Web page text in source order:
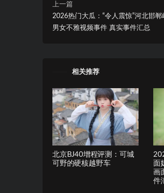
上一篇
2026热门大瓜：“令人震惊”河北邯
男女不雅视频事件 真实事件汇总
相关推荐
北京BJ40增程评测：可城
可野的硬核越野车
面
画
件